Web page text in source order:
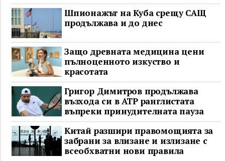
Шпионажът на Куба срещу САЩ
продължава и до днес
Защо древната медицина цени
пълноценното изкуство и
красотата
Григор Димитров продължава
възхода си в ATP ранглистата
въпреки принудителната пауза
Китай разшири правомощията за
забрани за влизане и излизане с
всеобхватни нови правила